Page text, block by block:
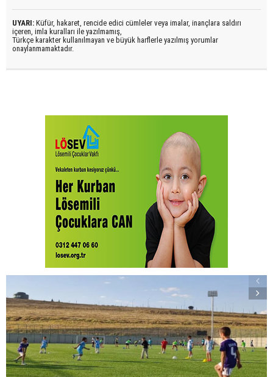
UYARI: Küfür, hakaret, rencide edici cümleler veya imalar, inançlara saldırı
içeren, imla kuralları ile yazılmamış,
Türkçe karakter kullanılmayan ve büyük harflerle yazılmış yorumlar
onaylanmamaktadır.